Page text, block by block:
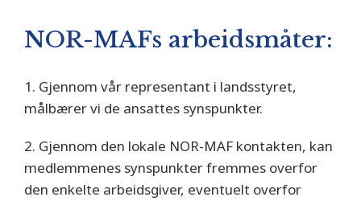
NOR-MAFs arbeidsmåter:
1. Gjennom vår representant i landsstyret,
målbærer vi de ansattes synspunkter.
2. Gjennom den lokale NOR-MAF kontakten, kan
medlemmenes synspunkter fremmes overfor
den enkelte arbeidsgiver, eventuelt overfor